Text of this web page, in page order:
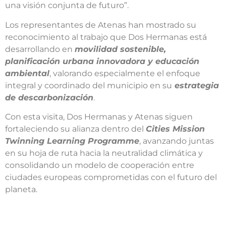
una visión conjunta de futuro”.
Los representantes de Atenas han mostrado su
reconocimiento al trabajo que Dos Hermanas está
desarrollando en movilidad sostenible,
planificación urbana innovadora y educación
ambiental, valorando especialmente el enfoque
integral y coordinado del municipio en su estrategia
de descarbonización.
Con esta visita, Dos Hermanas y Atenas siguen
fortaleciendo su alianza dentro del Cities Mission
Twinning Learning Programme, avanzando juntas
en su hoja de ruta hacia la neutralidad climática y
consolidando un modelo de cooperación entre
ciudades europeas comprometidas con el futuro del
planeta.